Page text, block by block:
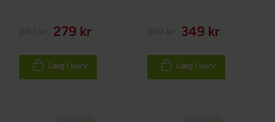
279 kr
Læg i kurv
349 kr
Læg i kurv